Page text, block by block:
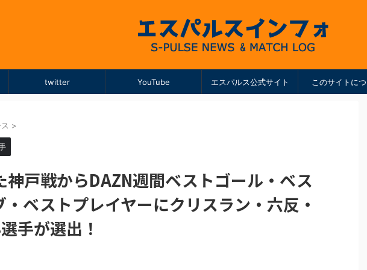
twitter YouTube エスパルス公式サイト このサイトに
>
神戸戦からDAZN週間ベストゴール・ベス
・ベストプレイヤーにクリスラン・六反・
手が選出！